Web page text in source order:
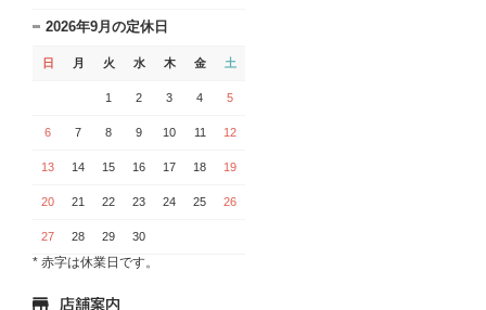
2026年9月の定休日
日 月 火 水 木 金 土
1 2 3 4 5
6 7 8 9 10 11 12
13 14 15 16 17 18 19
20 21 22 23 24 25 26
27 28 29 30
* 赤字は休業日です。